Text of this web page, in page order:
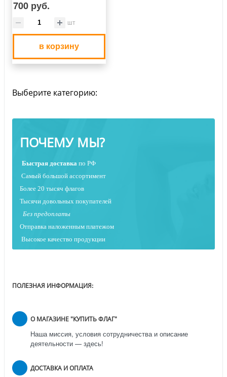
700 руб.
шт
в корзину
Выберите категорию:
ПОЧЕМУ МЫ?
Быстрая доставка по РФ
Самый большой ассортимент
Более 20 тысяч флагов
Тысячи довольных покупателей
Без предоплаты
Отправка наложенным платежом
Высокое качество продукции
ПОЛЕЗНАЯ ИНФОРМАЦИЯ:
О МАГАЗИНЕ "КУПИТЬ ФЛАГ"
Наша миссия, условия сотрудничества и описание
деятельности — здесь!
ДОСТАВКА И ОПЛАТА